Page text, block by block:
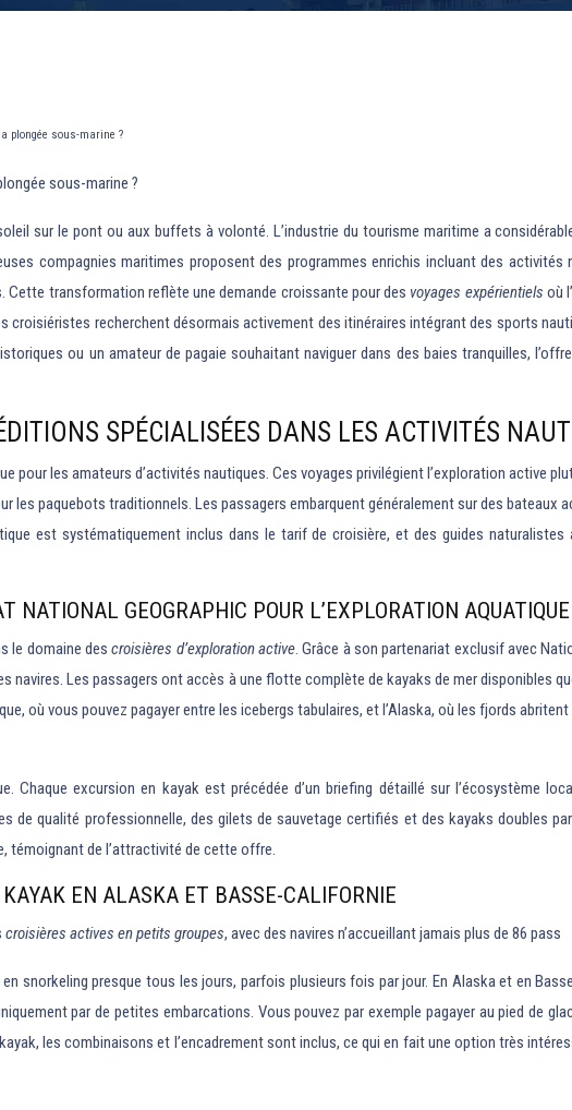
plongée sous-marine ?
sous-marine ?
sur le pont ou aux buffets à volonté. L’industrie du tourisme maritime a
compagnies maritimes proposent des programmes enrichis incluant des
transformation reflète une demande croissante pour des voyages expérientiels où
croisiéristes recherchent désormais activement des itinéraires intégrant des sports
ou un amateur de pagaie souhaitant naviguer dans des baies tranquilles,
SPÉCIALISÉES DANS LES ACTIVITÉS
pour les amateurs d’activités nautiques. Ces voyages privilégient l’exploration active
les paquebots traditionnels. Les passagers embarquent généralement sur des bateaux
est systématiquement inclus dans le tarif de croisière, et des guides naturalistes
GEOGRAPHIC POUR L’EXPLORATION AQUATIQUE
le domaine descroisières d’exploration active. Grâce à son partenariat exclusif avec
Les passagers ont accès à une flotte complète de kayaks de mer disponibles
où vous pouvez pagayer entre les icebergs tabulaires, et l’Alaska, où les fjords
Chaque excursion en kayak est précédée d’un briefing détaillé sur l’écosystème
de qualité professionnelle, des gilets de sauvetage certifiés et des kayaks doubles
témoignant de l’attractivité de cette offre.
EN ALASKA ET BASSE-CALIFORNIE
croisières actives en petits groupes, avec des navires n’accueillant jamais plus de 86 pass
snorkeling presque tous les jours, parfois plusieurs fois par jour. En Alaska et en
par de petites embarcations. Vous pouvez par exemple pagayer au pied de
les combinaisons et l’encadrement sont inclus, ce qui en fait une option très